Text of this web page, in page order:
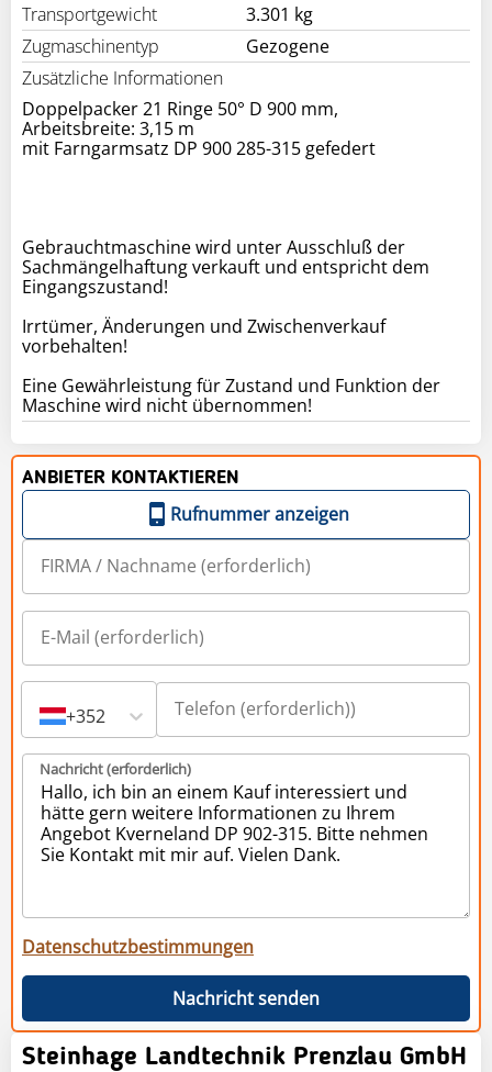
Transportgewicht
3.301 kg
Zugmaschinentyp
Gezogene
Zusätzliche Informationen
Doppelpacker 21 Ringe 50° D 900 mm,
Arbeitsbreite: 3,15 m
mit Farngarmsatz DP 900 285-315 gefedert
Gebrauchtmaschine wird unter Ausschluß der
Sachmängelhaftung verkauft und entspricht dem
Eingangszustand!
Irrtümer, Änderungen und Zwischenverkauf
vorbehalten!
Eine Gewährleistung für Zustand und Funktion der
Maschine wird nicht übernommen!
ANBIETER KONTAKTIEREN
Rufnummer anzeigen
+352
Nachricht (erforderlich)
Datenschutzbestimmungen
Nachricht senden
Steinhage Landtechnik Prenzlau GmbH